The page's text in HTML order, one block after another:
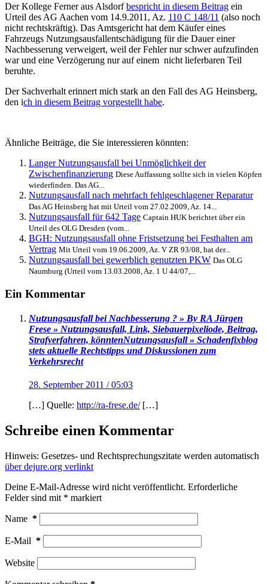
Der Kollege Ferner aus Alsdorfbespricht in diesem Beitrag ein
Urteil des AG Aachen vom 14.9.2011, Az. 110 C 148/11 (also noch
nicht rechtskräftig). Das Amtsgericht hat dem Käufer eines
Fahrzeugs Nutzungsausfallentschädigung für die Dauer einer
Nachbesserung verweigert, weil der Fehler nur schwer aufzufinden
war und eine Verzögerung nur auf einem nicht lieferbaren Teil
beruhte.
Der Sachverhalt erinnert mich stark an den Fall des AG Heinsberg,
den ich in diesem Beitrag vorgestellt habe.
Ähnliche Beiträge, die Sie interessieren könnten:
Langer Nutzungsausfall bei Unmöglichkeit der
Zwischenfinanzierung Diese Auffassung sollte sich in vielen Köpfen
wiederfinden. Das AG...
Nutzungsausfall nach mehrfach fehlgeschlagener Reparatur
Das AG Heinsberg hat mit Urteil vom 27.02.2009, Az. 14...
Nutzungsausfall für 642 Tage Captain HUK berichtet über ein
Urteil des OLG Dresden (vom...
BGH: Nutzungsausfall ohne Fristsetzung bei Festhalten am
Vertrag Mit Urteil vom 19.06.2009, Az. V ZR 93/08, hat der...
Nutzungsausfall bei gewerblich genutzten PKW Das OLG
Naumburg (Urteil vom 13.03.2008, Az. 1 U 44/07,...
Ein Kommentar
Nutzungsausfall bei Nachbesserung ? » By RA Jürgen
Frese » Nutzungsausfall, Link, Siebauerpixeliode, Beitrag,
Strafverfahren, könntenNutzungsausfall » Schadenfixblog
stets aktuelle Rechtstipps und Diskussionen zum
Verkehrsrecht
28. September 2011 / 05:03
[…] Quelle: http://ra-frese.de/[…]
Schreibe einen Kommentar
Hinweis: Gesetzes- und Rechtsprechungszitate werden automatisch
über dejure.org verlinkt
Deine E-Mail-Adresse wird nicht veröffentlicht. Erforderliche
Felder sind mit * markiert
Name *
E-Mail *
Website